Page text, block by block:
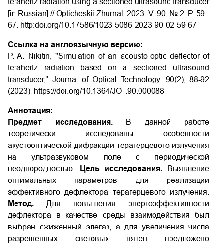
terahertz radiation using a sectioned ultrasound transducer
[in Russian] // Opticheskii Zhurnal. 2023. V. 90. № 2. P. 59–
67. http:doi.org/10.17586/1023-5086-2023-90-02-59-67
Ссылка на англоязычную версию:
P. A. Nikitin, "Simulation of an acousto-optic deflector of
terahertz radiation based on a sectioned ultrasound
transducer," Journal of Optical Technology. 90(2), 88-92
(2023). https://doi.org/10.1364/JOT.90.000088
Аннотация:
Предмет исследования.
В данной работе
теоретически исследованы особенности
акустооптической дифракции терагерцевого излучения
на ультразвуковом поле с периодической
неоднородностью.
Цель исследования. Выявление
оптимальных параметров для реализации
эффективного дефлектора терагерцевого излучения.
Метод. Для повышения энергоэффективности
дефлектора в качестве среды взаимодействия был
выбран сжиженный элегаз, а для увеличения числа
разрешённых световых пятен предложено